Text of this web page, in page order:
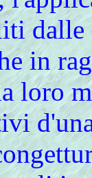
dalle
in
loro